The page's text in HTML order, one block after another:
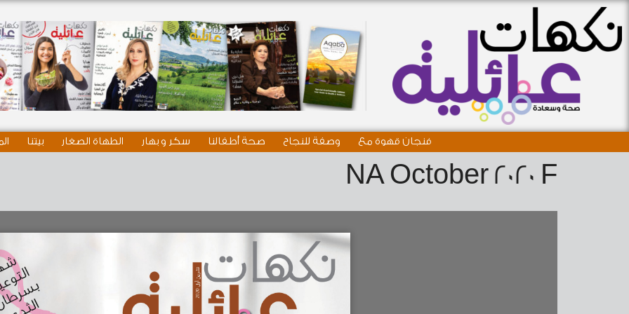
فنجان قهوة مع وصفة للنجاح صحة أطفالنا سكر و بهار الطهاة الصغار بيتنا
NA October 2020 F